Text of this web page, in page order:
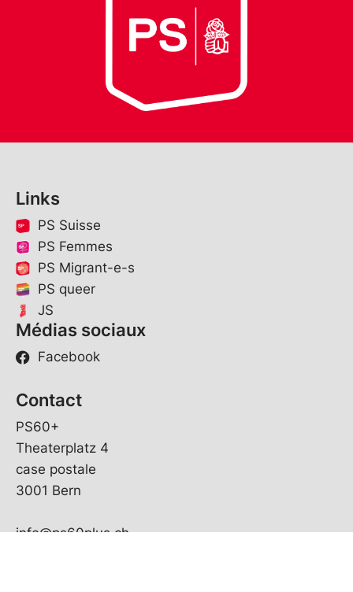
Links
PS Suisse
PS Femmes
PS Migrant-e-s
PS queer
JS
Médias sociaux
Facebook
Contact
PS60+
Theaterplatz 4
case postale
3001 Bern
info@ps60plus.ch